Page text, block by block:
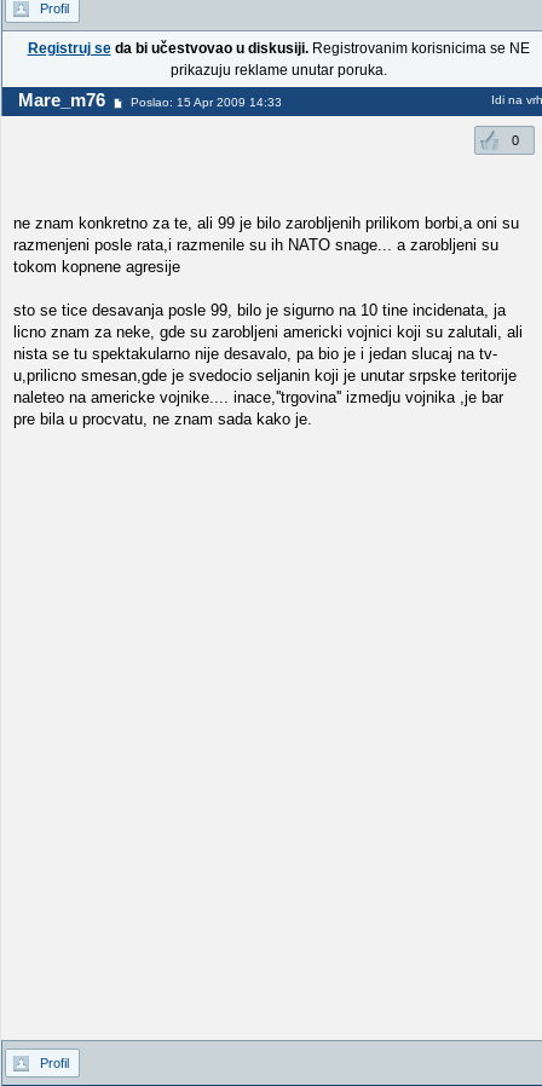
Profil
Registruj seda bi učestvovao u diskusiji.Registrovanim korisnicima se NE
prikazuju reklame unutar poruka.
Mare_m76 Poslao: 15 Apr 2009 14:33 Idi na vrh
0
ne znam konkretno za te, ali 99 je bilo zarobljenih prilikom borbi,a oni su
razmenjeni posle rata,i razmenile su ih NATO snage... a zarobljeni su
tokom kopnene agresije
sto se tice desavanja posle 99, bilo je sigurno na 10 tine incidenata, ja
licno znam za neke, gde su zarobljeni americki vojnici koji su zalutali, ali
nista se tu spektakularno nije desavalo, pa bio je i jedan slucaj na tv-
u,prilicno smesan,gde je svedocio seljanin koji je unutar srpske teritorije
naleteo na americke vojnike.... inace,''trgovina'' izmedju vojnika ,je bar
pre bila u procvatu, ne znam sada kako je.
Profil